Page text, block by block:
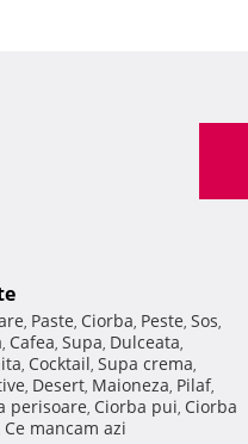
, Paste, Ciorba, Peste, Sos,
, Cafea, Supa, Dulceata,
, Cocktail, Supa crema,
, Desert, Maioneza, Pilaf,
perisoare, Ciorba pui, Ciorba
Ce mancam azi